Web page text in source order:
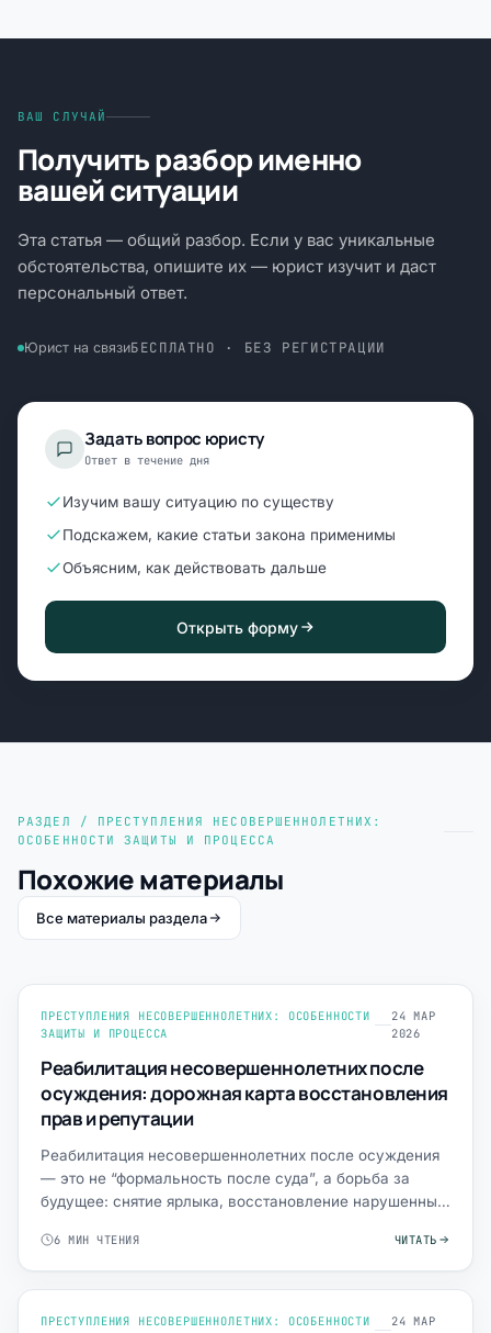
ВАШ СЛУЧАЙ
Получить разбор именно
вашей ситуации
Эта статья — общий разбор. Если у вас уникальные
обстоятельства, опишите их — юрист изучит и даст
персональный ответ.
Юрист на связиБЕСПЛАТНО · БЕЗ РЕГИСТРАЦИИ
Задать вопрос юристу
Ответ в течение дня
Изучим вашу ситуацию по существу
Подскажем, какие статьи закона применимы
Объясним, как действовать дальше
Открыть форму
РАЗДЕЛ / ПРЕСТУПЛЕНИЯ НЕСОВЕРШЕННОЛЕТНИХ:
ОСОБЕННОСТИ ЗАЩИТЫ И ПРОЦЕССА
Похожие материалы
Все материалы раздела
ПРЕСТУПЛЕНИЯ НЕСОВЕРШЕННОЛЕТНИХ: ОСОБЕННОСТИ
ЗАЩИТЫ И ПРОЦЕССА
24 МАР
2026
Реабилитация несовершеннолетних после
осуждения: дорожная карта восстановления
прав и репутации
Реабилитация несовершеннолетних после осуждения
— это не “формальность после суда”, а борьба за
будущее: снятие ярлыка, восстановление нарушенных
6 МИН ЧТЕНИЯ ЧИТАТЬ
ПРЕСТУПЛЕНИЯ НЕСОВЕРШЕННОЛЕТНИХ: ОСОБЕННОСТИ
24 МАР